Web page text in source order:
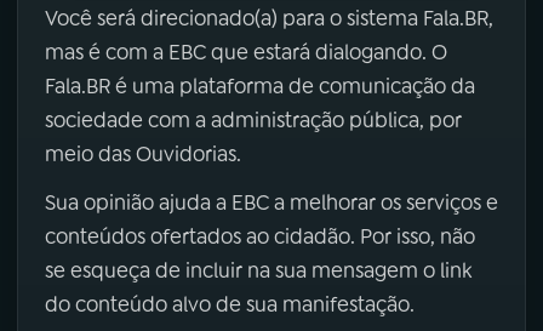
Você será direcionado(a) para o sistema Fala.BR,
mas é com a EBC que estará dialogando. O
Fala.BR é uma plataforma de comunicação da
sociedade com a administração pública, por
meio das Ouvidorias.
Sua opinião ajuda a EBC a melhorar os serviços e
conteúdos ofertados ao cidadão. Por isso, não
se esqueça de incluir na sua mensagem o link
do conteúdo alvo de sua manifestação.